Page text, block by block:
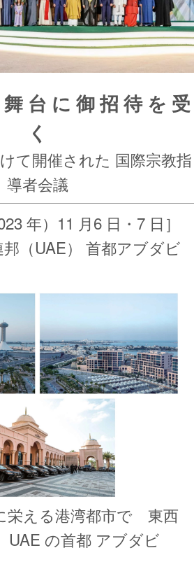
台 に 御 招 待 を 受
く
て開催された 国際宗教指
導者会議
年）11 月6 日・7 日］
（UAE） 首都アブダビ
栄える港湾都市で 東西
の首都 アブダビ